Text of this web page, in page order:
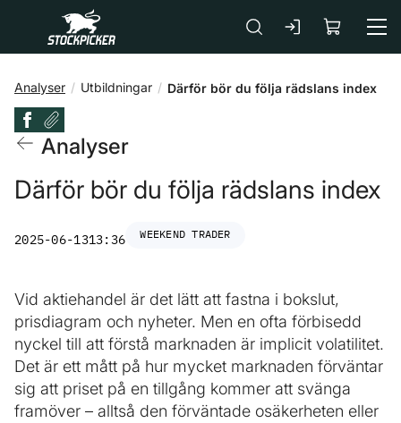
Gå till huvudinnehåll
Analyser Utbildningar Därför bör du följa rädslans index
Analyser
Därför bör du följa rädslans index
2025-06-1313:36 WEEKEND TRADER
Vid aktiehandel är det lätt att fastna i bokslut,
prisdiagram och nyheter. Men en ofta förbisedd
nyckel till att förstå marknaden är implicit volatilitet.
Det är ett mått på hur mycket marknaden förväntar
sig att priset på en tillgång kommer att svänga
framöver – alltså den förväntade osäkerheten eller